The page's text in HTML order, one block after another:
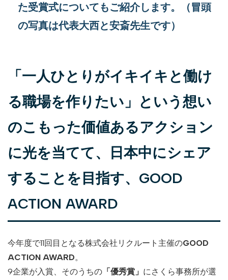
た受賞式についてもご紹介します。（冒頭
の写真は代表大西と安斎先生です）
「一人ひとりがイキイキと働け
る職場を作りたい」という想い
のこもった価値あるアクション
に光を当てて、日本中にシェア
することを目指す、GOOD
ACTION AWARD
今年度で11回目となる株式会社リクルート主催のGOOD
ACTION AWARD。
9企業が入賞、そのうちの 「優秀賞」 にさくら事務所が選